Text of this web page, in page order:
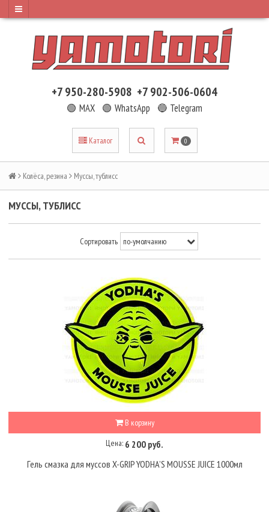
+7 950-280-5908 +7 902-506-0604
🟢 MAX 🟢 WhatsApp 🔵 Telegram
Каталог 0
Колёса, резина Муссы, тублисс
МУССЫ, ТУБЛИСС
Сортировать
В корзину
Цена: 6 200 руб.
Гель смазка для муссов X-GRIP YODHA’S MOUSSE JUICE 1000мл